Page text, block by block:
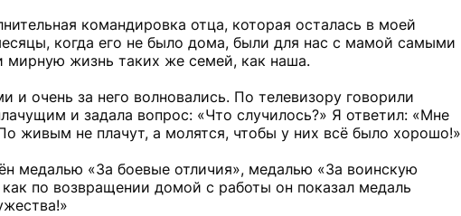
командировка отца, которая осталась в моей
когда его не было дома, были для нас с мамой самыми
жизнь таких же семей, как наша.
очень за него волновались. По телевизору говорили
и задала вопрос: «Что случилось?» Я ответил: «Мне
живым не плачут, а молятся, чтобы у них всё было хорошо!»
медалью «За боевые отличия», медалью «За воинскую
по возвращении домой с работы он показал медаль